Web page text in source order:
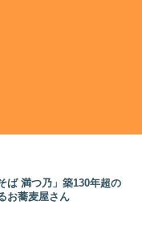
ば 満つ乃」築130年超の
お蕎麦屋さん